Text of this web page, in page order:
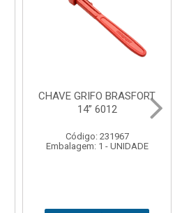
CHAVE GRIFO BRASFORT
14” 6012
Código: 231967
Embalagem: 1 - UNIDADE